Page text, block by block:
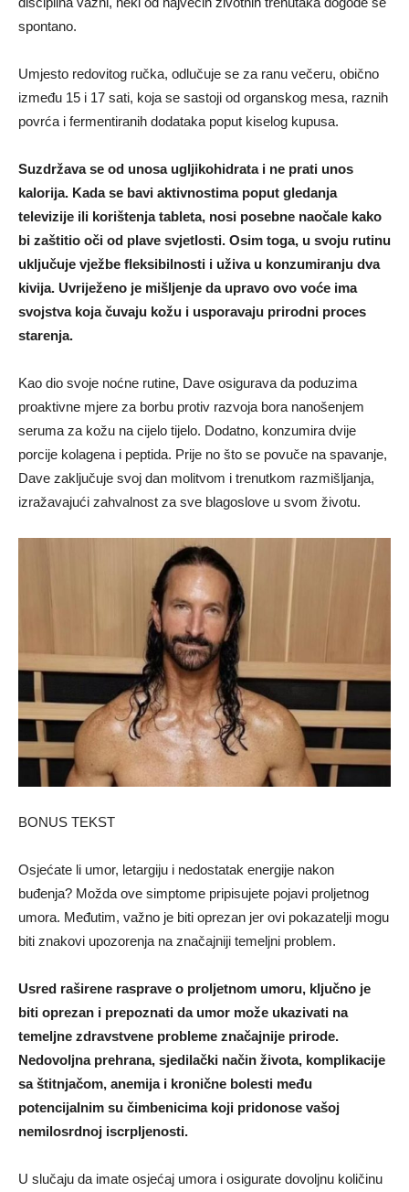
spontano.
Umjesto redovitog ručka, odlučuje se za ranu večeru, obično
između 15 i 17 sati, koja se sastoji od organskog mesa, raznih
povrća i fermentiranih dodataka poput kiselog kupusa.
Suzdržava se od unosa ugljikohidrata i ne prati unos
kalorija. Kada se bavi aktivnostima poput gledanja
televizije ili korištenja tableta, nosi posebne naočale kako
bi zaštitio oči od plave svjetlosti. Osim toga, u svoju rutinu
uključuje vježbe fleksibilnosti i uživa u konzumiranju dva
kivija. Uvriježeno je mišljenje da upravo ovo voće ima
svojstva koja čuvaju kožu i usporavaju prirodni proces
starenja.
Kao dio svoje noćne rutine, Dave osigurava da poduzima
proaktivne mjere za borbu protiv razvoja bora nanošenjem
seruma za kožu na cijelo tijelo. Dodatno, konzumira dvije
porcije kolagena i peptida. Prije no što se povuče na spavanje,
Dave zaključuje svoj dan molitvom i trenutkom razmišljanja,
izražavajući zahvalnost za sve blagoslove u svom životu.
BONUS TEKST
Osjećate li umor, letargiju i nedostatak energije nakon
buđenja? Možda ove simptome pripisujete pojavi proljetnog
umora. Međutim, važno je biti oprezan jer ovi pokazatelji mogu
biti znakovi upozorenja na značajniji temeljni problem.
Usred raširene rasprave o proljetnom umoru, ključno je
biti oprezan i prepoznati da umor može ukazivati na
temeljne zdravstvene probleme značajnije prirode.
Nedovoljna prehrana, sjedilački način života, komplikacije
sa štitnjačom, anemija i kronične bolesti među
potencijalnim su čimbenicima koji pridonose vašoj
nemilosrdnoj iscrpljenosti.
U slučaju da imate osjećaj umora i osigurate dovoljnu količinu